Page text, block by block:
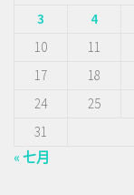
3
4
10
11
17
18
24
25
31
« 七月